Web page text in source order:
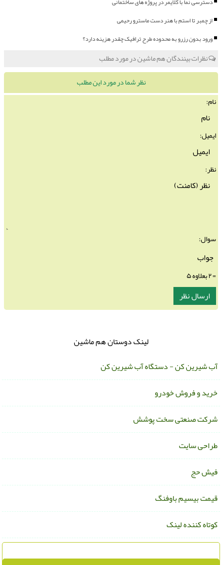
از چمبر تا استم با هنر دست ماسترو رحیمی
ورود بدون رزرو به محدوده طرح ترافیک چقدر هزینه دارد؟
نظرات بینندگان هم ماشین در مورد مطلب
نظر شما در مورد این مطلب
نام:
ایمیل:
نظر:
سوال:
لینک دوستان هم ماشین
شیرین کن - دستگاه آب شیرین کن
و فروش خودرو
صنعتی سخت پوشش
سایت
حج
بیسیم باوفنگ
کننده لینک